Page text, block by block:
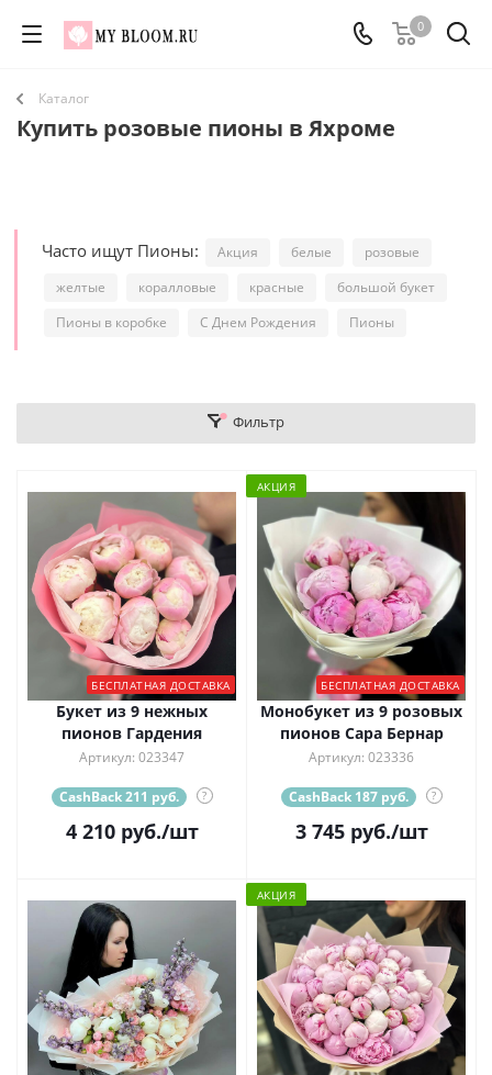
0
Каталог
Купить розовые пионы в Яхроме
Часто ищут Пионы: Акция белые
розовые
желтые
коралловые красные
большой букет
Пионы в коробке
С Днем Рождения Пионы
Фильтр
БЕСПЛАТНАЯ ДОСТАВКА
Букет из 9 нежных
пионов Гардения
Артикул: 023347
CashBack 211 руб. ?
4 210руб./шт
АКЦИЯ
БЕСПЛАТНАЯ ДОСТАВКА
Монобукет из 9 розовых
пионов Сара Бернар
Артикул: 023336
CashBack 187 руб. ?
3 745руб./шт
АКЦИЯ